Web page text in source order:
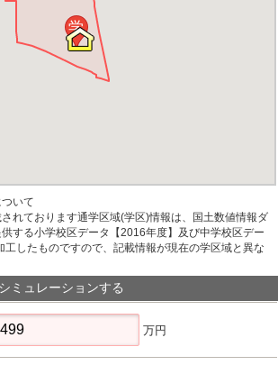
学
いて
れております通学区域(学区)情報は、国土数値情報ダ
する小学校区データ【2016年度】及び中学校区デー
工したものですので、記載情報が現在の学区域と異な
ミュレーションする
万円